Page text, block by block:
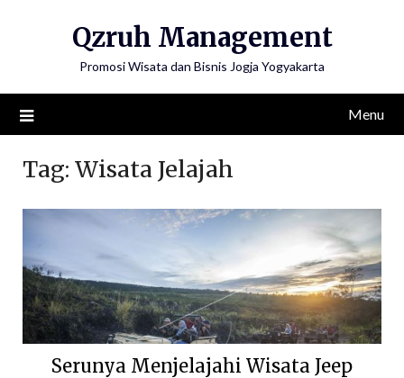
Qzruh Management
Promosi Wisata dan Bisnis Jogja Yogyakarta
Menu
Tag: Wisata Jelajah
Serunya Menjelajahi Wisata Jeep